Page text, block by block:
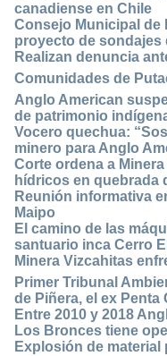
canadiense en Chile
Consejo Municipal de
proyecto de sondajes
Realizan denuncia
Comunidades de
Anglo American
de patrimonio
Vocero quechua:
minero para Anglo
Corte ordena a
hídricos en quebrada
Reunión informativa
Maipo
El camino de las
santuario inca Cerro
Minera Vizcahitas
Primer Tribunal
de Piñera, el ex
Entre 2010 y 2018
Los Bronces tiene
Explosión de material